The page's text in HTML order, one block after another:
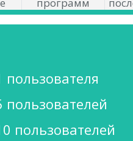
пользователей